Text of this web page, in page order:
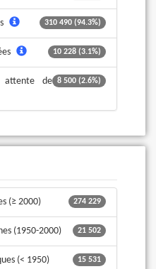
310 490 (94.3%)
10 228 (3.1%)
8 500 (2.6%)
attente de
274 229
(≥ 2000)
21 502
(1950-2000)
15 531
(< 1950)